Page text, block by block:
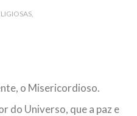
de Muharam
nação islâmica pela chegada
Hejrita. Desejamos a
Ali Ibn Al-Hussein
o Misericordioso.
do Universo, que a paz e